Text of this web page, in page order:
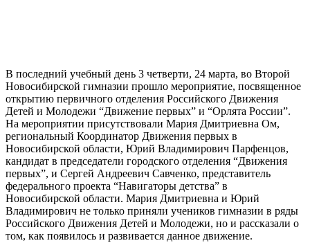
В последний учебный день 3 четверти, 24 марта, во Второй
Новосибирской гимназии прошло мероприятие, посвященное
открытию первичного отделения Российского Движения
Детей и Молодежи “Движение первых” и “Орлята России”.
На мероприятии присутствовали Мария Дмитриевна Ом,
региональный Координатор Движения первых в
Новосибирской области, Юрий Владимирович Парфенцов,
кандидат в председатели городского отделения “Движения
первых”, и Сергей Андреевич Савченко, представитель
федерального проекта “Навигаторы детства” в
Новосибирской области. Мария Дмитриевна и Юрий
Владимирович не только приняли учеников гимназии в ряды
Российского Движения Детей и Молодежи, но и рассказали о
том, как появилось и развивается данное движение.